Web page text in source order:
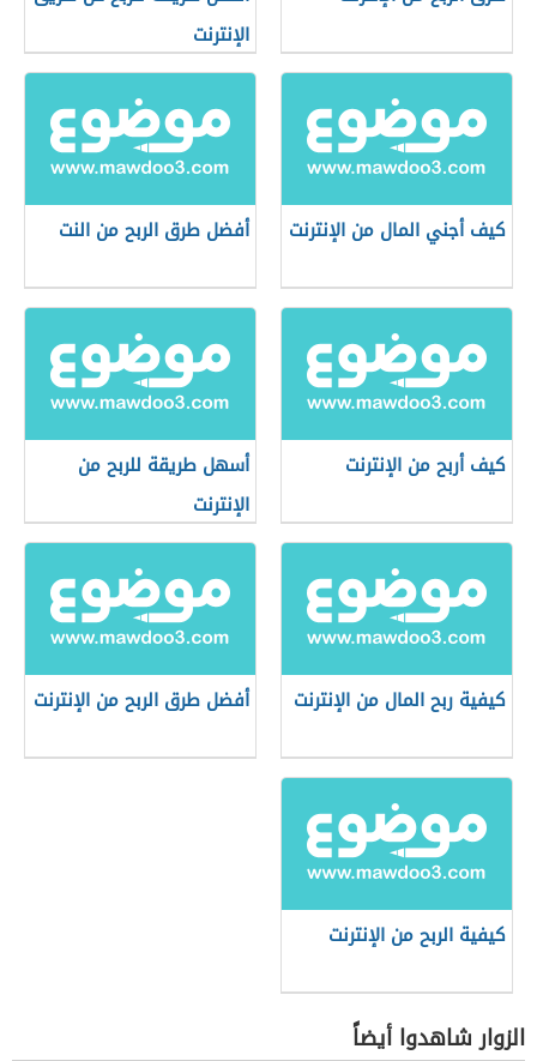
الإنترنت
كيف أجني المال من الإنترنت أفضل طرق الربح من النت
كيف أربح من الإنترنت
أسهل طريقة للربح من
الإنترنت
كيفية ربح المال من الإنترنت أفضل طرق الربح من الإنترنت
كيفية الربح من الإنترنت
الزوار شاهدوا أيضاً